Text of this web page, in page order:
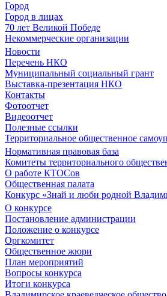
Город
Город в лицах
70 лет Великой Победе
Некоммерческие организации
Новости
Перечень НКО
Муниципальный социальный грант
Выставка-презентация НКО
Контакты
Фотоотчет
Видеоотчет
Полезные ссылки
Территориальное общественное
Нормативная правовая база
Комитеты территориального
О работе КТОСов
Общественная палата
Конкурс «Знай и люби родной
О конкурсе
Постановление администрации
Положение о конкурсе
Оргкомитет
Общественное жюри
План мероприятий
Вопросы конкурса
Итоги конкурса